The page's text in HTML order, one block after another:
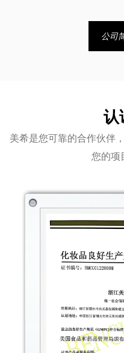
公司
认
美希是您可靠的合作伙伴
您的项